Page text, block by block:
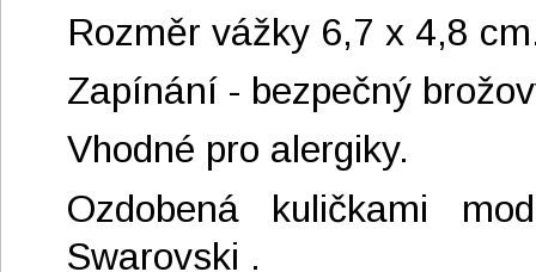
Rozměr vážky 6,7 x 4,8
Zapínání - bezpečný
Vhodné pro alergiky.
Ozdobená kuličkami
Swarovski .